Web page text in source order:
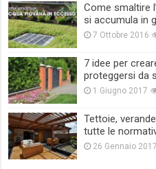
Come smaltire
si accumula in
7 Ottobre 2016
7 idee per
proteggersi da
1 Giugno 2017
Tettoie,
tutte le
26 Gennaio 2017